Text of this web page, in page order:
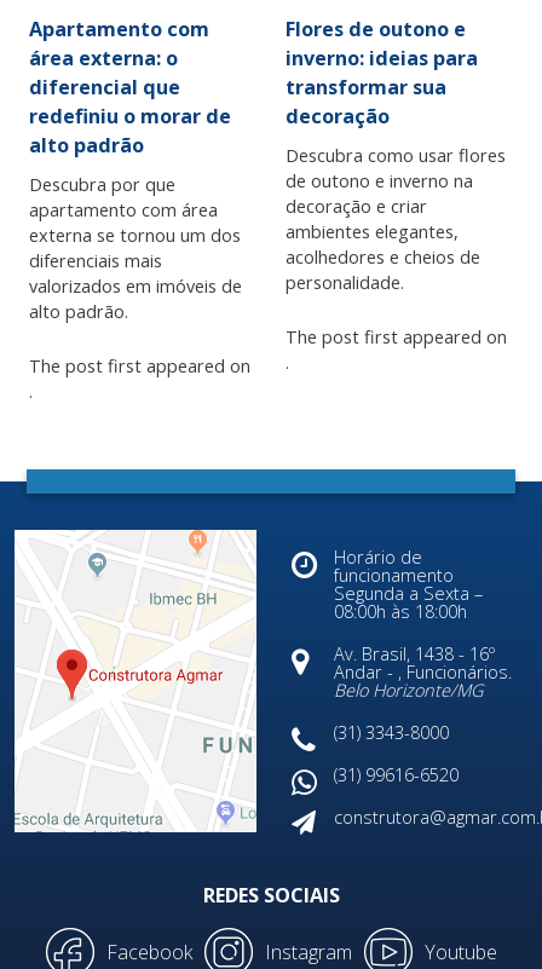
Apartamento com
área externa: o
diferencial que
redefiniu o morar de
alto padrão
Descubra por que
apartamento com área
externa se tornou um dos
diferenciais mais
valorizados em imóveis de
alto padrão.
The post first appeared on
.
Flores de outono e
inverno: ideias para
transformar sua
decoração
Descubra como usar flores
de outono e inverno na
decoração e criar
ambientes elegantes,
acolhedores e cheios de
personalidade.
The post first appeared on
.
Horário de
funcionamento
Segunda a Sexta –
08:00h às 18:00h
Av. Brasil, 1438 - 16º
Andar - , Funcionários.
Belo Horizonte/MG
(31) 3343-8000
(31) 99616-6520
REDES SOCIAIS
Facebook Instagram Youtube